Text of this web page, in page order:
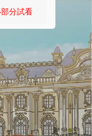
分試看